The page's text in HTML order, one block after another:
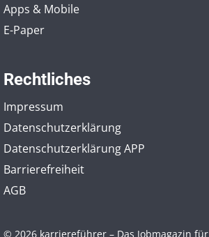
Apps & Mobile
E-Paper
Rechtliches
Impressum
Datenschutzerklärung
Datenschutzerklärung APP
Barrierefreiheit
AGB
© 2026 karriereführer – Das Jobmagazin für